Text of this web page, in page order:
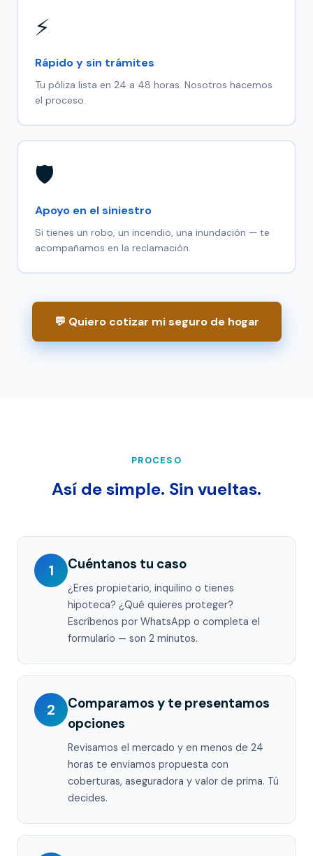
⚡
Rápido y sin trámites
Tu póliza lista en 24 a 48 horas. Nosotros hacemos
el proceso.
🛡️
Apoyo en el siniestro
Si tienes un robo, un incendio, una inundación — te
acompañamos en la reclamación.
💬 Quiero cotizar mi seguro de hogar
PROCESO
Así de simple. Sin vueltas.
1 Cuéntanos tu caso
¿Eres propietario, inquilino o tienes
hipoteca? ¿Qué quieres proteger?
Escríbenos por WhatsApp o completa el
formulario — son 2 minutos.
2
Comparamos y te presentamos
opciones
Revisamos el mercado y en menos de 24
horas te enviamos propuesta con
coberturas, aseguradora y valor de prima. Tú
decides.